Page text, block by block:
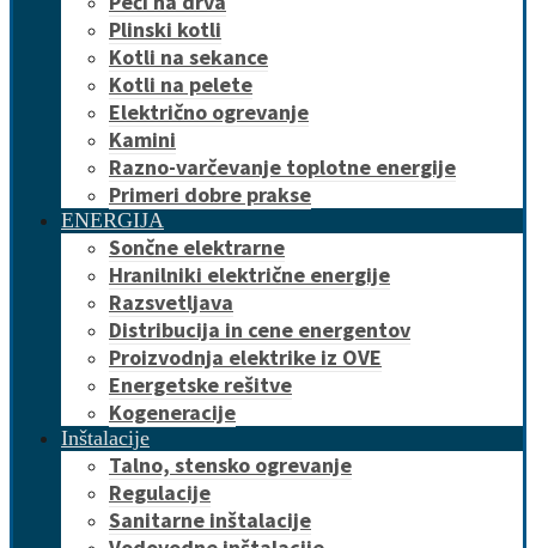
Plinski kotli
Kotli na sekance
Kotli na pelete
Električno ogrevanje
Kamini
Razno-varčevanje toplotne energije
Primeri dobre prakse
ENERGIJA
Sončne elektrarne
Hranilniki električne energije
Razsvetljava
Distribucija in cene energentov
Proizvodnja elektrike iz OVE
Energetske rešitve
Kogeneracije
Inštalacije
Talno, stensko ogrevanje
Regulacije
Sanitarne inštalacije